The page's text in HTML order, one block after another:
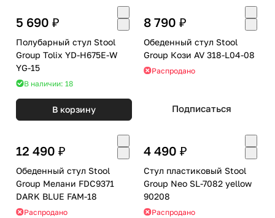
5 690 ₽
Полубарный стул Stool
Group Tolix YD-H675E-W
YG-15
В наличии: 18
В корзину
8 790 ₽
Обеденный стул Stool
Group Кози AV 318-L04-08
Распродано
Подписаться
12 490 ₽
Обеденный стул Stool
Group Мелани FDC9371
DARK BLUE FAM-18
Распродано
4 490 ₽
Стул пластиковый Stool
Group Neo SL-7082 yellow
90208
Распродано